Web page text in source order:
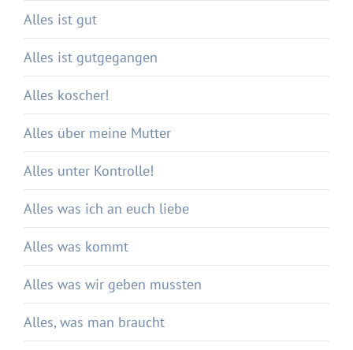
Alles ist gut
Alles ist gutgegangen
Alles koscher!
Alles über meine Mutter
Alles unter Kontrolle!
Alles was ich an euch liebe
Alles was kommt
Alles was wir geben mussten
Alles, was man braucht